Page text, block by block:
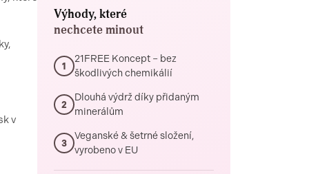
v
Výhody, které
nechcete minout
1
21FREE Koncept – bez
škodlivých chemikálií
2
Dlouhá výdrž díky přidaným
minerálům
3
Veganské & šetrné složení,
vyrobeno v EU